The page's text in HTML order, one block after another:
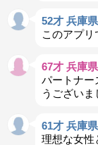
52才 兵庫
このアプリ
67才 兵庫
パートナー
うございま
61才 兵庫
理想な女性